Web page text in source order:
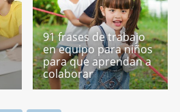
91 frases de trabajo
en equipo para niños
para que aprendan a
colaborar